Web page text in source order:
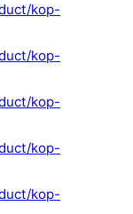
kop-
kop-
kop-
kop-
kop-